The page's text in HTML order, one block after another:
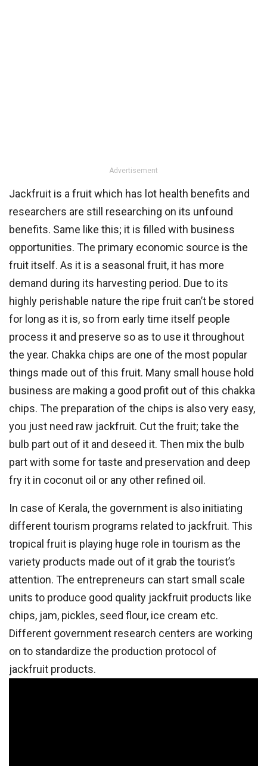
Advertisement
Jackfruit is a fruit which has lot health benefits and
researchers are still researching on its unfound
benefits. Same like this; it is filled with business
opportunities. The primary economic source is the
fruit itself. As it is a seasonal fruit, it has more
demand during its harvesting period. Due to its
highly perishable nature the ripe fruit can’t be stored
for long as it is, so from early time itself people
process it and preserve so as to use it throughout
the year. Chakka chips are one of the most popular
things made out of this fruit. Many small house hold
business are making a good profit out of this chakka
chips. The preparation of the chips is also very easy,
you just need raw jackfruit. Cut the fruit; take the
bulb part out of it and deseed it. Then mix the bulb
part with some for taste and preservation and deep
fry it in coconut oil or any other refined oil.
In case of Kerala, the government is also initiating
different tourism programs related to jackfruit. This
tropical fruit is playing huge role in tourism as the
variety products made out of it grab the tourist’s
attention. The entrepreneurs can start small scale
units to produce good quality jackfruit products like
chips, jam, pickles, seed flour, ice cream etc.
Different government research centers are working
on to standardize the production protocol of
jackfruit products.